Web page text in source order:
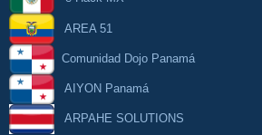
AREA 51
Comunidad Dojo Panamá
AIYON Panamá
ARPAHE SOLUTIONS